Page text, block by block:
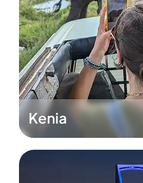
Kenia